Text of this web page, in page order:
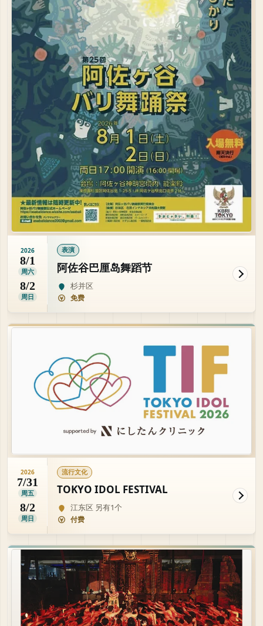
2026
8/1
周六
8/2
周日
表演
阿佐谷巴厘岛舞蹈节
杉并区
免费
2026
7/31
周五
8/2
周日
流行文化
TOKYO IDOL FESTIVAL
江东区 另有1个
付费